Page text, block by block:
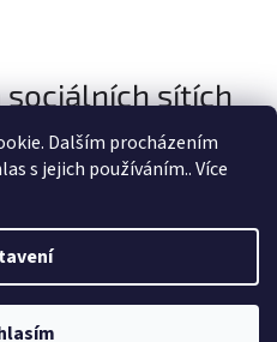
Dalším procházením
s jejich používáním.. Více
sociálních sítích
Shoptet
. Všechna práva vyhrazena.